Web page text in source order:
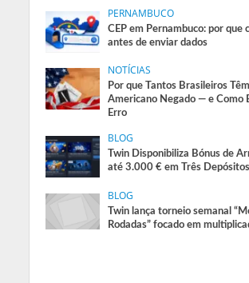
PERNAMBUCO
CEP em Pernambuco: por que
antes de enviar dados
NOTÍCIAS
Por que Tantos Brasileiros
Americano Negado — e Como
Erro
BLOG
Twin Disponibiliza Bónus de
até 3.000 € em Três Depósitos
BLOG
Twin lança torneio semanal
Rodadas” focado em